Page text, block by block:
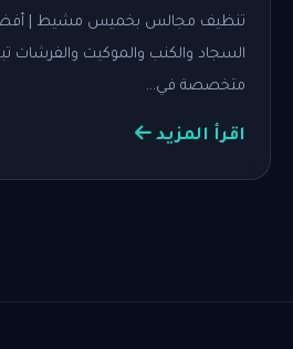
تنظيف مجالس بخميس مشيط |
السجاد والكنب والموكيت
متخصصة في…
اقرأ المزيد